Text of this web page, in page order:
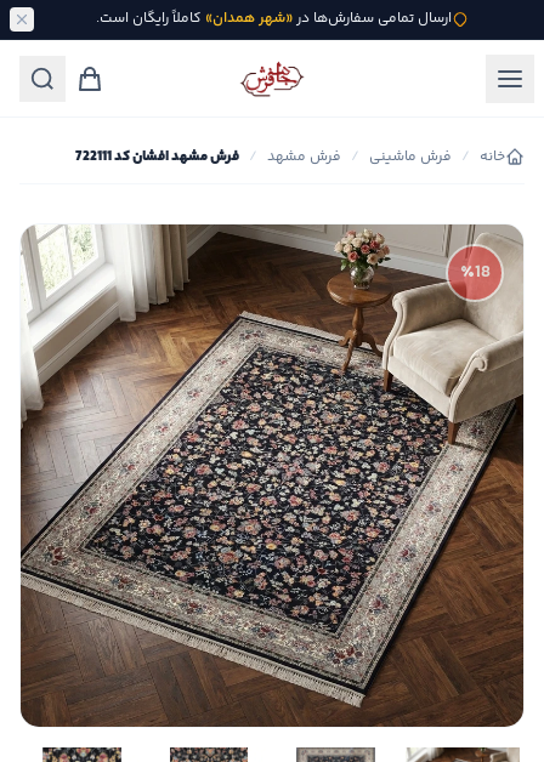
ارسال تمامی سفارش‌ها در«شهر همدان» کاملاً رایگان است.
خانه / فرش ماشینی / فرش مشهد / فرش مشهد افشان کد 722111
٪18